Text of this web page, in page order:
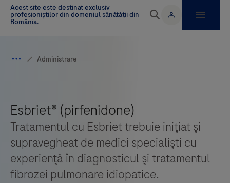
Tratamentul cu Esbriet trebuie iniţiat şi
supravegheat de medici specialişti cu
experienţă în diagnosticul şi tratamentul
fibrozei pulmonare idiopatice.